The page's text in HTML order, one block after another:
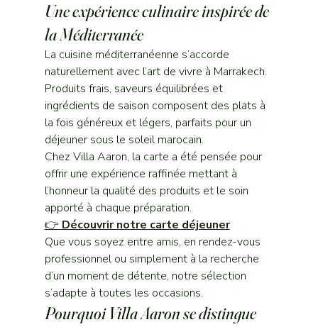
Une expérience culinaire inspirée de
la Méditerranée
La cuisine méditerranéenne s’accorde
naturellement avec l’art de vivre à Marrakech.
Produits frais, saveurs équilibrées et
ingrédients de saison composent des plats à
la fois généreux et légers, parfaits pour un
déjeuner sous le soleil marocain.
Chez Villa Aaron, la carte a été pensée pour
offrir une expérience raffinée mettant à
l’honneur la qualité des produits et le soin
apporté à chaque préparation.
👉 Découvrir notre carte déjeuner
Que vous soyez entre amis, en rendez-vous
professionnel ou simplement à la recherche
d’un moment de détente, notre sélection
s’adapte à toutes les occasions.
Pourquoi Villa Aaron se distingue